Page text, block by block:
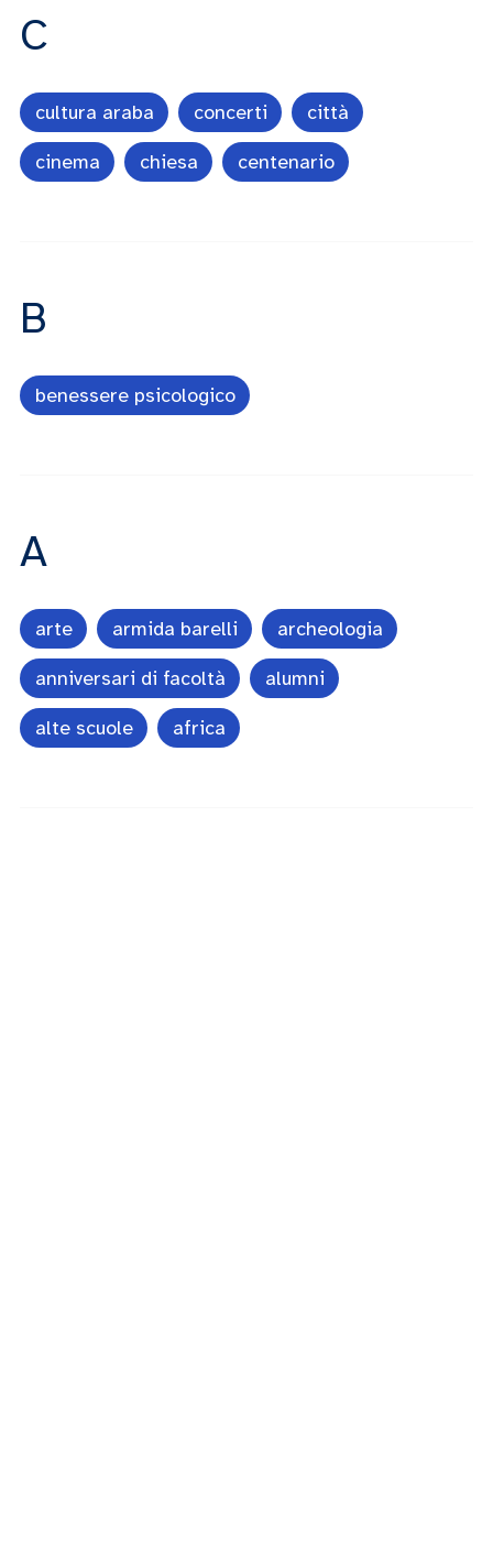
C
cultura araba concerti città
cinema chiesa centenario
B
benessere psicologico
A
arte armida barelli archeologia
anniversari di facoltà alumni
alte scuole africa